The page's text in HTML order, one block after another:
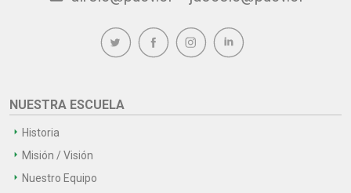
NUESTRA ESCUELA
Historia
Misión / Visión
Nuestro Equipo